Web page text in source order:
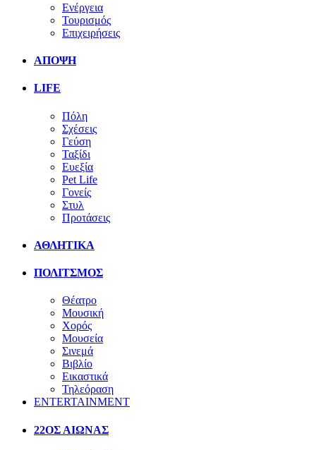
Ενέργεια
Τουρισμός
Επιχειρήσεις
ΑΠΟΨΗ
LIFE
Πόλη
Σχέσεις
Γεύση
Ταξίδι
Ευεξία
Pet Life
Γονείς
Στυλ
Προτάσεις
ΑΘΛΗΤΙΚΑ
ΠΟΛΙΤΣΜΟΣ
Θέατρο
Μουσική
Χορός
Μουσεία
Σινεμά
Βιβλίο
Εικαστικά
Τηλεόραση
ENTERTAINMENT
22ΟΣ ΑΙΩΝΑΣ